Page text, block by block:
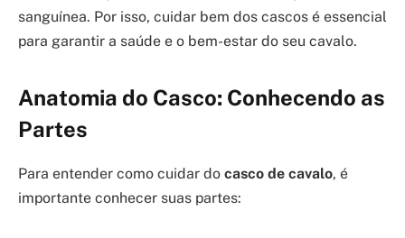
sanguínea. Por isso, cuidar bem dos cascos é essencial
para garantir a saúde e o bem-estar do seu cavalo.
Anatomia do Casco: Conhecendo as
Partes
Para entender como cuidar do casco de cavalo, é
importante conhecer suas partes: